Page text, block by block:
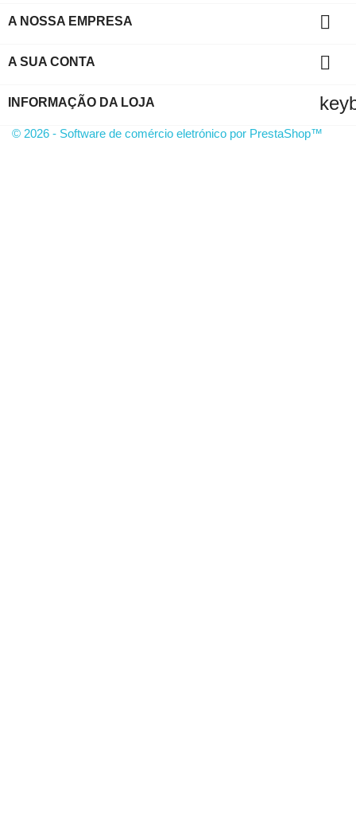
A NOSSA EMPRESA 
A SUA CONTA 
INFORMAÇÃO DA LOJA
© 2026 - Software de comércio eletrónico por PrestaShop™